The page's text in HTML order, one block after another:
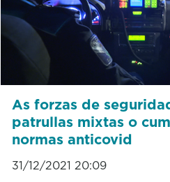
As forzas de
patrullas mixtas o
normas anticovid
31/12/2021 20:09